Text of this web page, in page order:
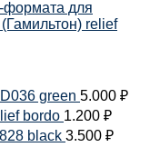
формата для
relief
green 5.000 ₽
bordo 1.200 ₽
black 3.500 ₽